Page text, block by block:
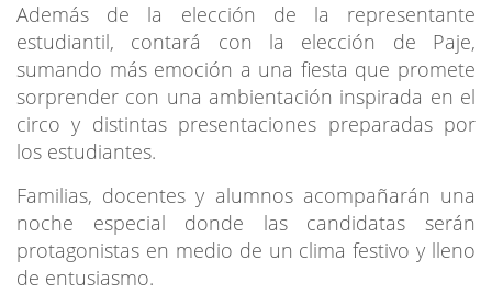
Además de la elección de la representante
estudiantil, contará con la elección de Paje,
sumando más emoción a una fiesta que promete
sorprender con una ambientación inspirada en el
circo y distintas presentaciones preparadas por
los estudiantes.
Familias, docentes y alumnos acompañarán una
noche especial donde las candidatas serán
protagonistas en medio de un clima festivo y lleno
de entusiasmo.